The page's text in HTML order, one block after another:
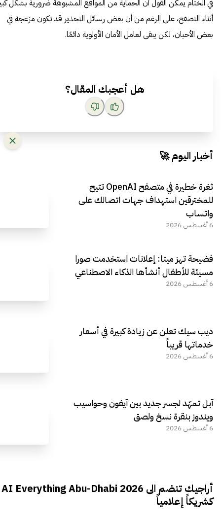
في الختام يمكن القول أن الحماية من المواقع المشبوهة ضرورية بشكل
أثناء التصفح، على الرغم من أن بعض رسائل التحذير قد تكون مزعجة في
بعض الأحيان، لكن يبقى لعامل الأمان الأولوية دائمًا.
هل أعجبك المقال؟
أخبار اليوم 🚀
ثغرة خطيرة في متصفح OpenAI تتيح
للمخترقين استهداف جهات اتصالك على
واتساب
6 أغسطس 2026
فضيحة تهز ميتا: إعلانات استخدمت صورا
مسيئة للأطفال أنشأها الذكاء الاصطناعي
6 أغسطس 2026
ديب سيك تعلن عن زيادة كبيرة في أسعار
خدماتها قريباً
6 أغسطس 2026
آبل تمهّد لجسر جديد بين آيفون وحواسيب
ويندوز بنقرة نسخ ولصق
6 أغسطس 2026
أراجيك تنضم الى AI Everything Abu-Dhabi 2026
كشريكاً إعلامياً